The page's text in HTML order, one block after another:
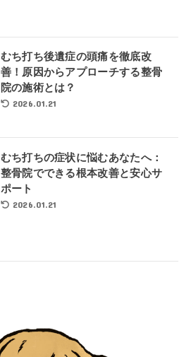
むち打ち後遺症の頭痛を徹底改
善！原因からアプローチする整骨
院の施術とは？
2026.01.21
むち打ちの症状に悩むあなたへ：
整骨院でできる根本改善と安心サ
ポート
2026.01.21